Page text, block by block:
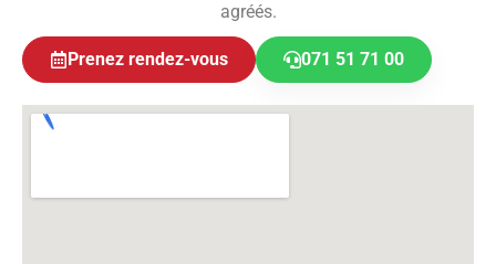
agréés.
Prenez rendez-vous 071 51 71 00